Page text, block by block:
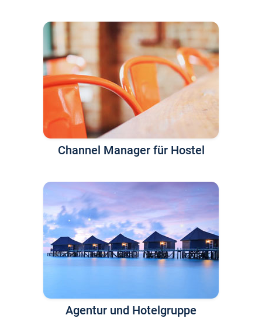
Channel Manager für Hostel
Agentur und Hotelgruppe